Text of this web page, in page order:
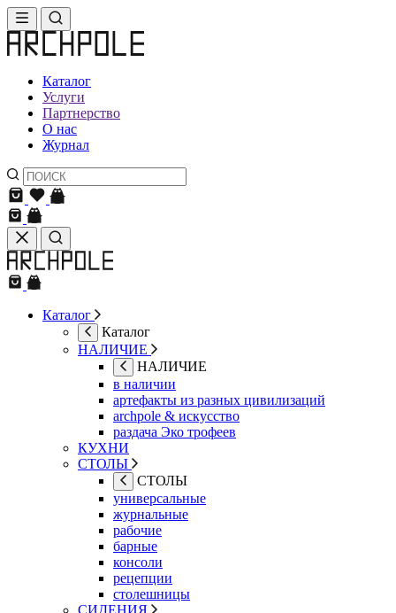
Каталог
Услуги
Партнерство
О нас
Журнал
Каталог
Каталог
НАЛИЧИЕ
НАЛИЧИЕ
в наличии
артефакты из разных цивилизаций
archpole & искусство
раздача Эко трофеев
КУХНИ
СТОЛЫ
СТОЛЫ
универсальные
журнальные
рабочие
барные
консоли
рецепции
столешницы
СИДЕНИЯ